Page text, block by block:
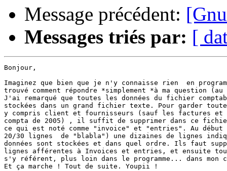
Message précédent:
Messages triés par: [
Bonjour,
Imaginez que bien que je n'y connaisse rien  en
trouvé comment répondre *simplement *à ma question
J'ai remarqué que toutes les données du fichier
stockées dans un grand fichier texte. Pour garder
y compris client et fournisseurs (sauf les factures et
compta de 2005) , il suffit de supprimer dans ce
ce qui est noté comme "invoice" et "entries". Au
20/30 lignes  de "blabla") une dizaines de lignes
données sont stockées et dans quel ordre. Ils faut
lignes afférentes à Invoices et entries, et ensuite
s'y référent, plus loin dans le programme... dans
Et ça marche ! Tout de suite. Youpii !